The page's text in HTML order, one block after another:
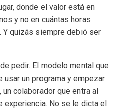
donde el valor está en
y no en cuántas horas
Y quizás siempre debió ser
pedir. El modelo mental que
usar un programa y empezar
colaborador que entra al
No se le dicta el